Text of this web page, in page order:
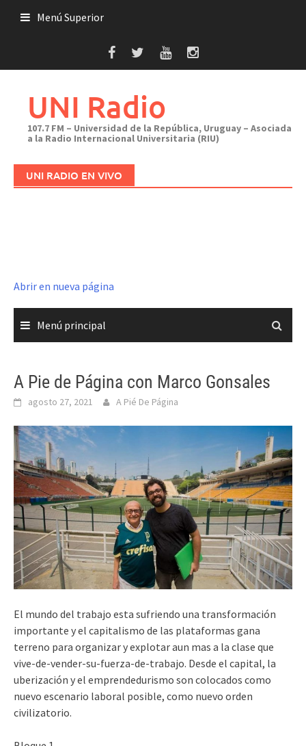
Menú Superior
UNI Radio
107.7 FM – Universidad de la República, Uruguay – Asociada
a la Radio Internacional Universitaria (RIU)
UNI RADIO EN VIVO
Abrir en nueva página
Menú principal
A Pie de Página con Marco Gonsales
agosto 27, 2021 A Pié De Página
El mundo del trabajo esta sufriendo una transformación
importante y el capitalismo de las plataformas gana
terreno para organizar y explotar aun mas a la clase que
vive-de-vender-su-fuerza-de-trabajo. Desde el capital, la
uberización y el emprendedurismo son colocados como
nuevo escenario laboral posible, como nuevo orden
civilizatorio.